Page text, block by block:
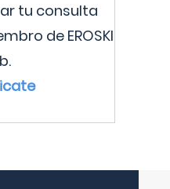
tu consulta
de EROSKI